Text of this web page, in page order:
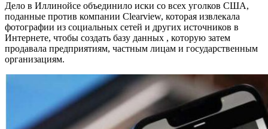
Дело в Иллинойсе объединило иски со всех уголков США,
поданные против компании Clearview, которая извлекала
фотографии из социальных сетей и других источников в
Интернете, чтобы создать базу данных , которую затем
продавала предприятиям, частным лицам и государственным
организациям.